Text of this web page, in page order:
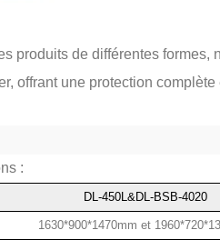
produits de différentes formes,
offrant une protection
:
DL-450L&DL-BSB-4020
1630*900*1470mm et